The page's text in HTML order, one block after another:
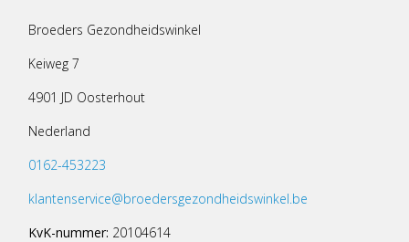
Broeders Gezondheidswinkel
Keiweg 7
4901 JD Oosterhout
Nederland
0162-453223
klantenservice@broedersgezondheidswinkel.be
KvK-nummer: 20104614